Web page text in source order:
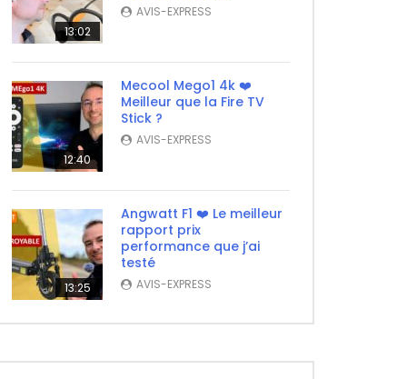
13:02
AVIS-EXPRESS
12:40
Mecool Mego1 4k ❤️
Meilleur que la Fire TV
Stick ?
AVIS-EXPRESS
13:25
Angwatt F1 ❤️ Le meilleur
rapport prix
performance que j’ai
testé
AVIS-EXPRESS